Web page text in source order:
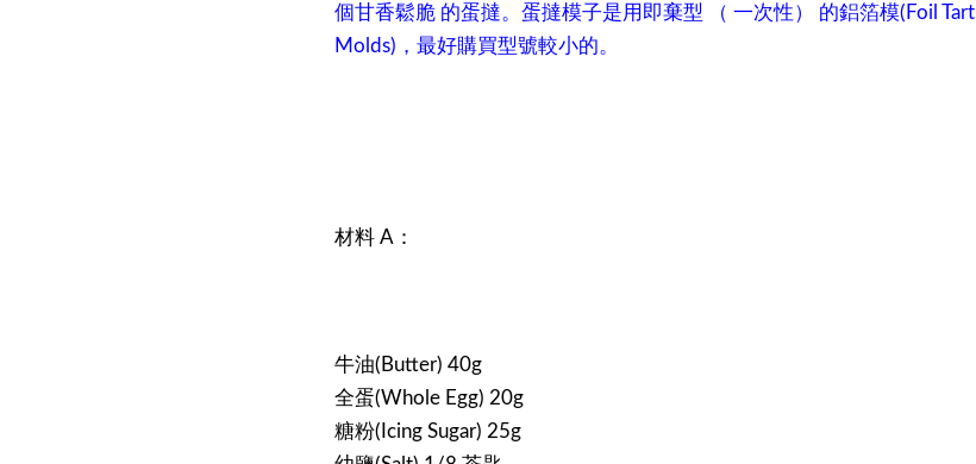
個甘香鬆脆 的蛋撻。蛋撻模子是用即棄型 （ 一次性） 的鋁箔模(Foil Tart
Molds)，最好購買型號較小的。
材料 A：
牛油(Butter) 40g
全蛋(Whole Egg) 20g
糖粉(Icing Sugar) 25g